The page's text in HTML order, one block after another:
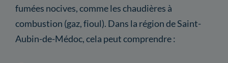
fumées nocives, comme les chaudières à
combustion (gaz, fioul). Dans la région de Saint-
Aubin-de-Médoc, cela peut comprendre :